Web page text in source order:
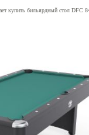
купить бильярдный стол